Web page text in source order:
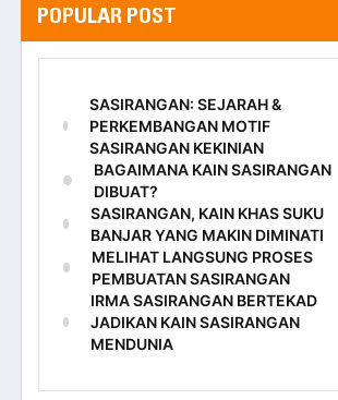
POPULAR POST
SASIRANGAN: SEJARAH &
PERKEMBANGAN MOTIF
SASIRANGAN KEKINIAN
BAGAIMANA KAIN SASIRANGAN
DIBUAT?
SASIRANGAN, KAIN KHAS SUKU
BANJAR YANG MAKIN DIMINATI
MELIHAT LANGSUNG PROSES
PEMBUATAN SASIRANGAN
IRMA SASIRANGAN BERTEKAD
JADIKAN KAIN SASIRANGAN
MENDUNIA